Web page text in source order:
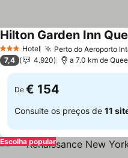
3 EstrelasHotel Perto do Aeroporto
Hilton Garden Inn
7,4 4.920 a 7.0 km de
De € 154
Consulte os preços de 11
Escolha popular